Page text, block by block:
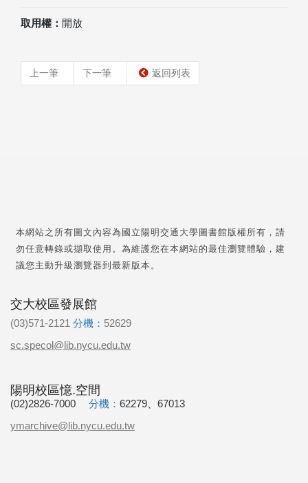
取用權： 開放
上一筆 下一筆 返回列表
本網站之所有圖文內容為國立陽明交通大學圖書館版權所有，請
勿任意轉錄或擷取使用。為維護您在本網站的最佳瀏覽體驗，建
議您主動升級瀏覽器到最新版本。
交大校區發展館
(03)571-2121 分機： 52629
sc.specol@lib.nycu.edu.tw
陽明校區憶.空間
(02)2826-7000 分機： 62279、67013
ymarchive@lib.nycu.edu.tw